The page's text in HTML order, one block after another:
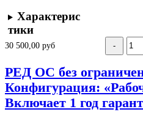
Характерис
тики
30 500,00 руб
РЕД ОС без
Конфигурация:
Включает 1 год